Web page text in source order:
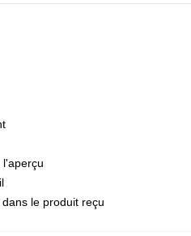
le produit reçu